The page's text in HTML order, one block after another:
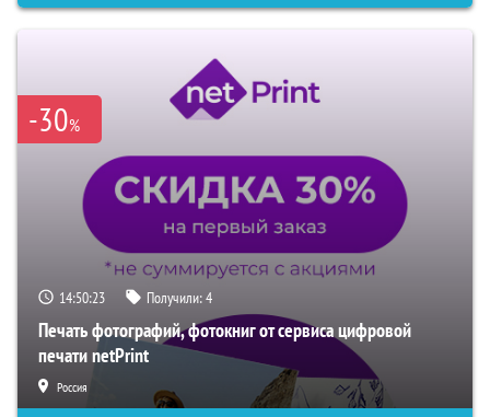
-30%
14:50:22 Получили:4
Печать фотографий, фотокниг от сервиса цифровой
печати netPrint
Россия